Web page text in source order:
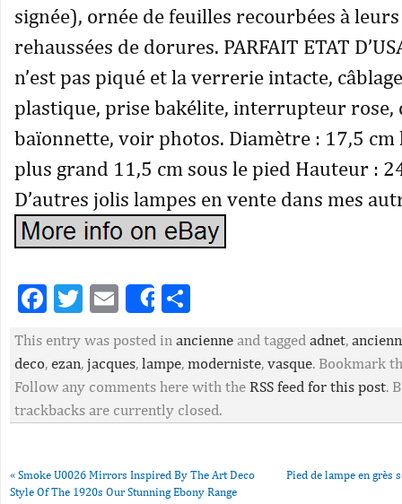
signée), ornée de feuilles recourbées à
rehaussées de dorures. PARFAIT ETAT
n’est pas piqué et la verrerie intacte,
plastique, prise bakélite, interrupteur rose,
baïonnette, voir photos. Diamètre : 17,5 cm
plus grand 11,5 cm sous le pied Hauteur :
D’autres jolis lampes en vente dans mes
Facebook
Twitter
EmailShare
This entry was posted in ancienne and tagged adnet,
deco, ezan, jacques, lampe, moderniste, vasque. Bookmark
Follow any comments here with the RSS feed for this post.
trackbacks are currently closed.
« Smoke U0026 Mirrors Inspired By The Art Deco
Style Of The 1920s Our Stunning Ebony Range
Pied de lampe en grès